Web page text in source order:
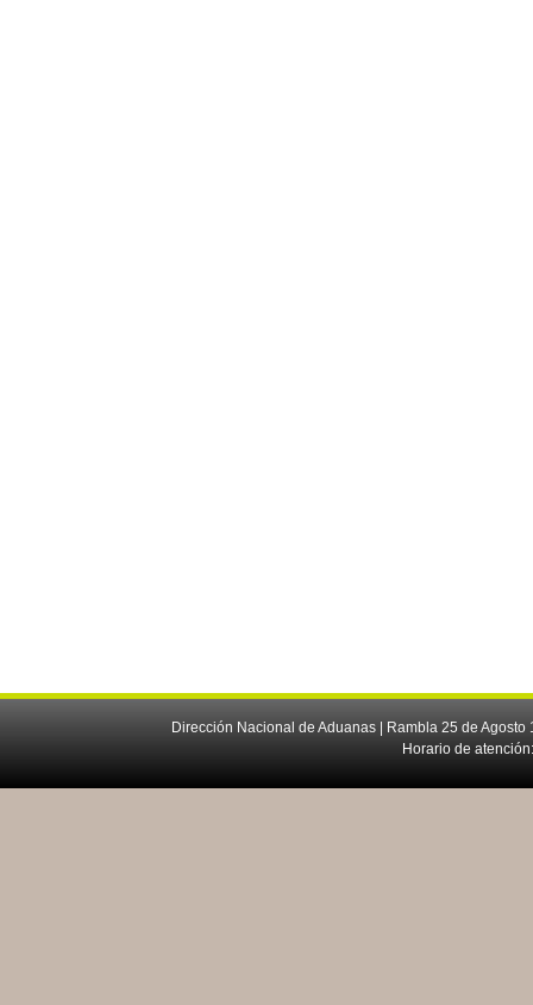
Dirección Nacional de Aduanas | Rambla 25 de
Horario de